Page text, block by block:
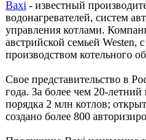
Baxi - известный
водонагревателей, систем
управления котлами.
австрийской семьей Westen,
производством котельного
Свое представительство в
года. За более чем 20-
порядка 2 млн котлов;
создано более 800